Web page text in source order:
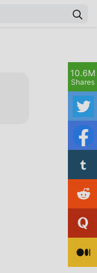
10.6M
Shares